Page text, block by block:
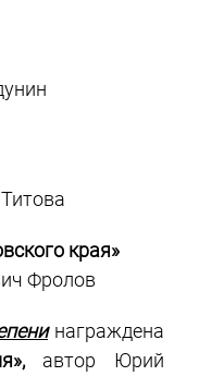
края»
Фролов
награждена
автор Юрий